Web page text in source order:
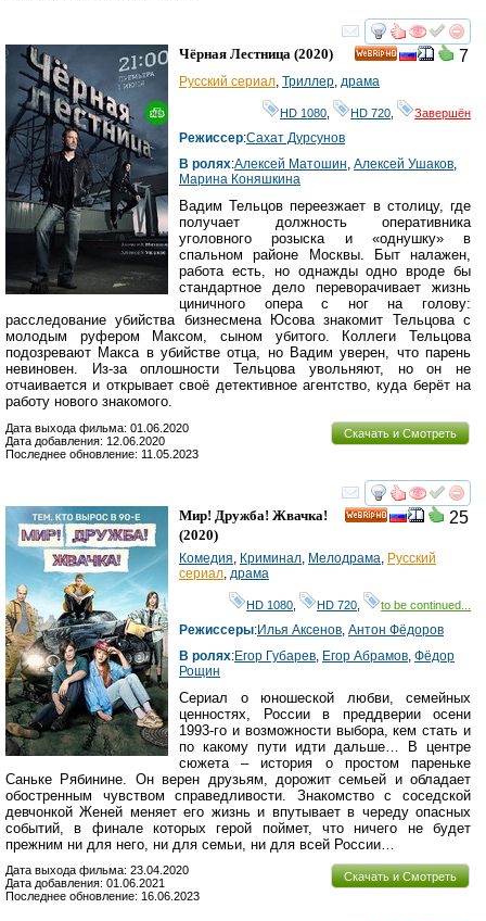
смотреть
7
Чёрная Лестница (2020)
Русский сериал, Триллер, драма
HD 1080 HD 720 Завершён
Режиссер:Сахат Дурсунов
В ролях:Алексей Матошин, Алексей Ушаков,
Марина Коняшкина
Вадим Тельцов переезжает в столицу, где
получает должность оперативника
уголовного розыска и «однушку» в
спальном районе Москвы. Быт налажен,
работа есть, но однажды одно вроде бы
стандартное дело переворачивает жизнь
циничного опера с ног на голову:
расследование убийства бизнесмена Юсова знакомит Тельцова с
молодым руфером Максом, сыном убитого. Коллеги Тельцова
подозревают Макса в убийстве отца, но Вадим уверен, что парень
невиновен. Из-за оплошности Тельцова увольняют, но он не
отчаивается и открывает своё детективное агентство, куда берёт на
работу нового знакомого.
Скачать и Смотреть
Дата выхода фильма: 01.06.2020
Дата добавления: 12.06.2020
Последнее обновление: 11.05.2023
смотреть
25
Мир! Дружба! Жвачка!
(2020)
Комедия Криминал Мелодрама Русский
сериал драма
HD 1080 HD 720 to be continued...
Режиссеры:Илья Аксенов Антон Фёдоров
В ролях:Егор Губарев Егор Абрамов Фёдор
Рощин
Сериал о юношеской любви, семейных
ценностях, России в преддверии осени
1993-го и возможности выбора, кем стать и
по какому пути идти дальше… В центре
сюжета – история о простом пареньке
Саньке Рябинине. Он верен друзьям, дорожит семьей и обладает
обостренным чувством справедливости. Знакомство с соседской
девчонкой Женей меняет его жизнь и впутывает в череду опасных
событий, в финале которых герой поймет, что ничего не будет
прежним ни для него, ни для семьи, ни для всей России…
Скачать и Смотреть
Дата выхода фильма: 23.04.2020
Дата добавления: 01.06.2021
Последнее обновление: 16.06.2023